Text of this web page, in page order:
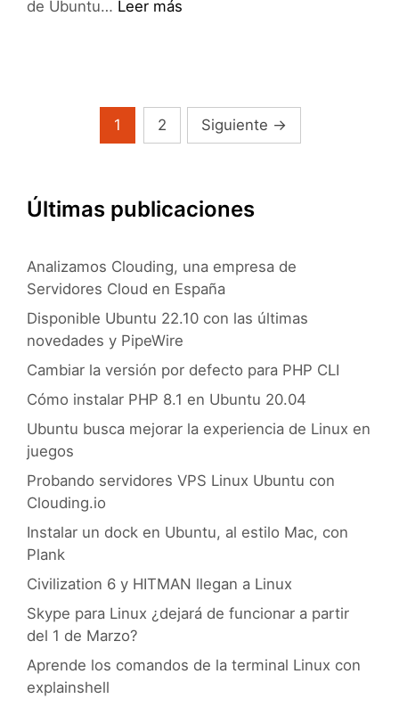
de Ubuntu… Actualizando
experiencia)
Leer más
Navegación
1 2 Siguiente →
Últimas publicaciones
Analizamos Clouding, una empresa de
Servidores Cloud en España
Disponible Ubuntu 22.10 con las últimas
novedades y PipeWire
Cambiar la versión por defecto para PHP CLI
Cómo instalar PHP 8.1 en Ubuntu 20.04
Ubuntu busca mejorar la experiencia de Linux en
juegos
Probando servidores VPS Linux Ubuntu con
Clouding.io
Instalar un dock en Ubuntu, al estilo Mac, con
Plank
Civilization 6 y HITMAN llegan a Linux
Skype para Linux ¿dejará de funcionar a partir
del 1 de Marzo?
Aprende los comandos de la terminal Linux con
explainshell